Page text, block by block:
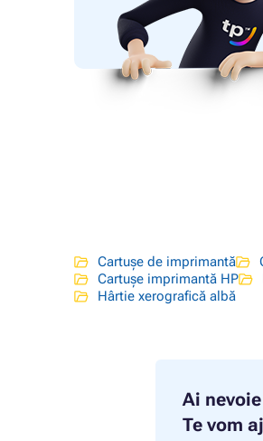
Cartușe de imprimantă
Cartușe imprimantă HP
Hârtie xerografică albă
Ai
Te vom